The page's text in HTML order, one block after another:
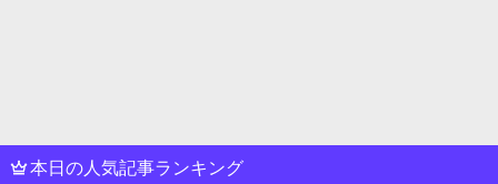
本日の人気記事ランキング